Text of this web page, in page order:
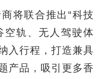
将联合推出“科技
空轨、无人驾驶体
入行程，打造兼具
产品，吸引更多香